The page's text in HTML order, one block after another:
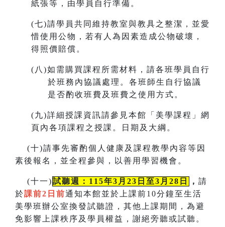
紙張等，由學員自行準備。
(七)請學員共同維持教室與教具之整潔，並愛
惜使用公物，若有人為因素造成公物破壞，
得照價賠償。
( 八)如需購買課程所需材料，請各班學員自行
於班務內協議處理。各班師生自行協議
是否酌收班費及班費之使用方式。
(九)詳細授課資訊請參見本館「美學課程」網
頁內各項課程之授課。
日期及大綱。
(十)請事先審酌個人健康及課程教學內容等因
素後報名，並全程參與，以善用學習機會。
(十一)試聽週：115年3月23日至3月28日 ， 請
於課前2日前通知本館並於上課前10分鐘至生活
美學班辦公室換發試聽證， 其他上課期間，為避
免影響上課秩序及學員權益，謝絕旁聽或試聽。